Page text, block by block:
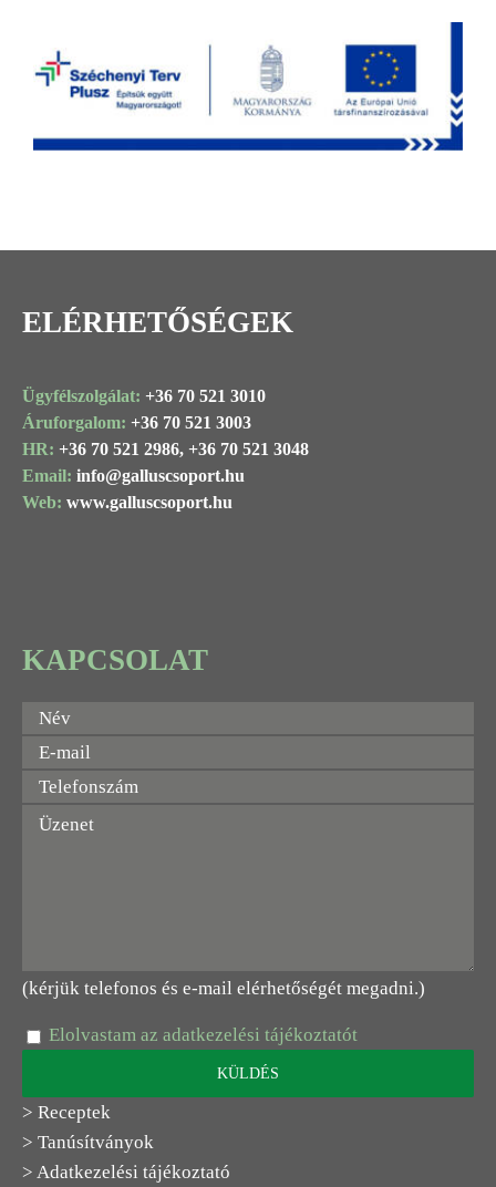
ELÉRHETŐSÉGEK
Ügyfélszolgálat: +36 70 521 3010
Áruforgalom: +36 70 521 3003
HR: +36 70 521 2986, +36 70 521 3048
Email: info@galluscsoport.hu
Web: www.galluscsoport.hu
KAPCSOLAT
(kérjük telefonos és e-mail elérhetőségét megadni.)
Elolvastam az adatkezelési tájékoztatót
> Receptek
> Tanúsítványok
> Adatkezelési tájékoztató